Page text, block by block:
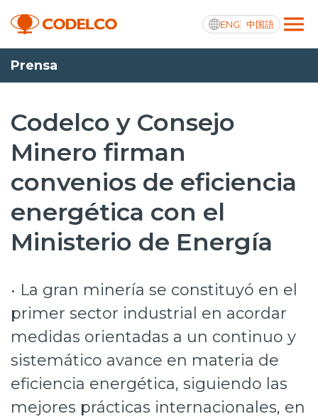
ENG 中国語
Transparencia activa
Nosotros
Operaciones
Proyectos
Sustentabilidad
Inversionistas
Prensa
Trabaja en Codelco
Transparencia activa
Prensa
Codelco y Consejo
Minero firman
convenios de eficiencia
energética con el
Ministerio de Energía
• La gran minería se constituyó en el
primer sector industrial en acordar
medidas orientadas a un continuo y
sistemático avance en materia de
eficiencia energética, siguiendo las
mejores prácticas internacionales, en